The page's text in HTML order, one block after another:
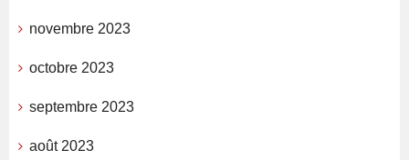
novembre 2023
octobre 2023
septembre 2023
août 2023